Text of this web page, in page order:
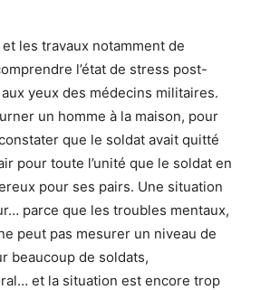
les travaux notamment de
l’état de stress post-
yeux des médecins militaires.
un homme à la maison, pour
que le soldat avait quitté
pour toute l’unité que le soldat en
pour ses pairs. Une situation
parce que les troubles mentaux,
peut pas mesurer un niveau de
beaucoup de soldats,
et la situation est encore trop